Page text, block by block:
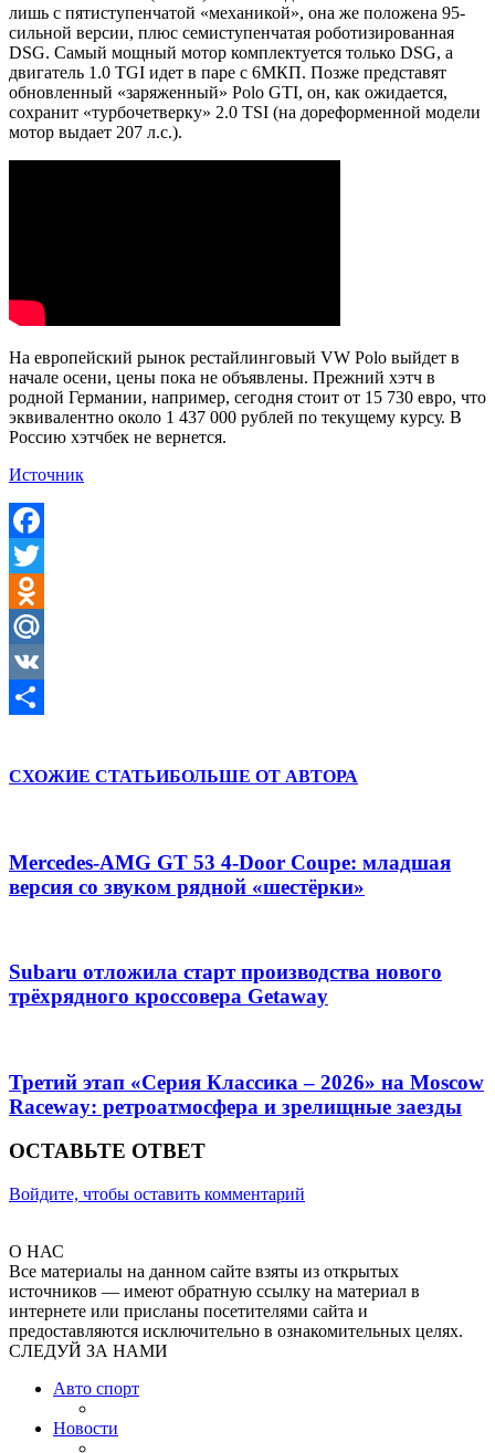
лишь с пятиступенчатой «механикой», она же положена 95-
сильной версии, плюс семиступенчатая роботизированная
DSG. Самый мощный мотор комплектуется только DSG, а
двигатель 1.0 TGI идет в паре с 6МКП. Позже представят
обновленный «заряженный» Polo GTI, он, как ожидается,
сохранит «турбочетверку» 2.0 TSI (на дореформенной модели
мотор выдает 207 л.с.).
На европейский рынок рестайлинговый VW Polo выйдет в
начале осени, цены пока не объявлены. Прежний хэтч в
родной Германии, например, сегодня стоит от 15 730 евро, что
эквивалентно около 1 437 000 рублей по текущему курсу. В
Россию хэтчбек не вернется.
Источник
Facebook
Twitter
Odnoklassniki
Mail.Ru
VK
СХОЖИЕ СТАТЬИБОЛЬШЕ ОТ АВТОРА
Mercedes-AMG GT 53 4-Door Coupe: младшая
версия со звуком рядной «шестёрки»
Subaru отложила старт производства нового
трёхрядного кроссовера Getaway
Третий этап «Серия Классика – 2026» на Moscow
Raceway: ретроатмосфера и зрелищные заезды
ОСТАВЬТЕ ОТВЕТ
Войдите, чтобы оставить комментарий
О НАС
Все материалы на данном сайте взяты из открытых
источников — имеют обратную ссылку на материал в
интернете или присланы посетителями сайта и
предоставляются исключительно в ознакомительных целях.
СЛЕДУЙ ЗА НАМИ
Авто спорт
Новости